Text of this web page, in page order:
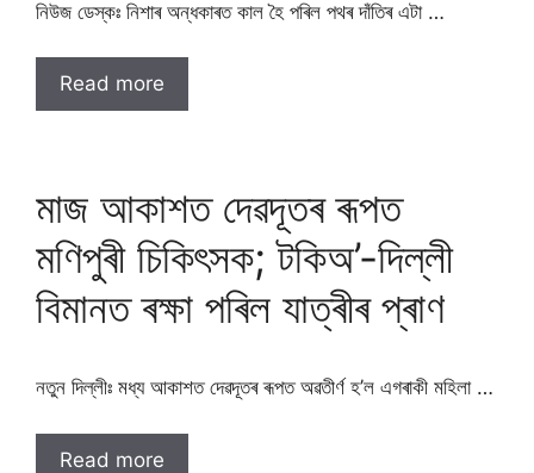
নিউজ ডেস্কঃ নিশাৰ অন্ধকাৰত কাল হৈ পৰিল পথৰ দাঁতিৰ এটা …
Read more
মাজ আকাশত দেৱদূতৰ ৰূপত
মণিপুৰী চিকিৎসক; টকিঅ’-দিল্লী
বিমানত ৰক্ষা পৰিল যাত্ৰীৰ প্ৰাণ
নতুন দিল্লীঃ মধ্য আকাশত দেৱদূতৰ ৰূপত অৱতীৰ্ণ হ’ল এগৰাকী মহিলা …
Read more